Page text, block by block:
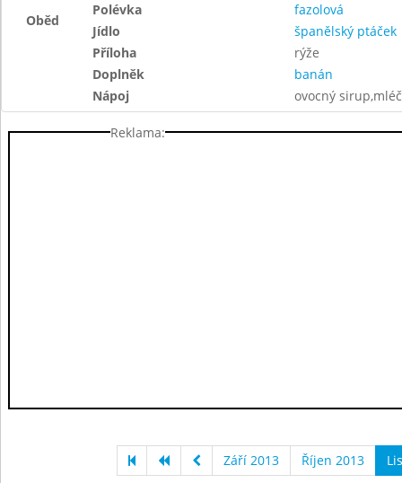
Oběd
Polévka
fazolová
Jídlo
španělský ptáček
Příloha
rýže
Doplněk
banán
Nápoj
ovocný
Reklama:
Září 2013 Říjen 2013